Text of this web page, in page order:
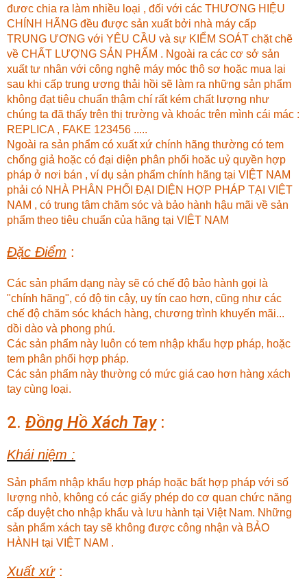
đươc chia ra làm nhiều loại , đối với các THƯƠNG HIỆU
CHÍNH HÃNG đều được sản xuất bởi nhà máy cấp
TRUNG ƯƠNG với YÊU CẦU và sự KIỂM SOÁT chặt chẽ
về CHẤT LƯỢNG SẢN PHẨM . Ngoài ra các cơ sở sản
xuất tư nhân với công nghệ máy móc thô sơ hoặc mua lại
sau khi cấp trung ương thải hồi sẽ làm ra những sản phẩm
không đạt tiêu chuẩn thậm chí rất kém chất lượng như
chúng ta đã thấy trên thị trường và khoác trên mình cái mác :
REPLICA , FAKE 123456 .....
Ngoài ra sản phẩm có xuất xứ chính hãng thường có tem
chống giả hoặc có đại diện phân phối hoăc uỷ quyền hợp
pháp ở nơi bán , ví dụ sản phẩm chính hãng tại VIỆT NAM
phải có NHÀ PHÂN PHỐI ĐẠI DIỆN HỢP PHÁP TẠI VIỆT
NAM , có trung tâm chăm sóc và bảo hành hậu mãi về sản
phẩm theo tiêu chuẩn của hãng tại VIỆT NAM
Đặc Điểm :
Các sản phẩm dạng này sẽ có chế độ bảo hành gọi là
"chính hãng", có độ tin cậy, uy tín cao hơn, cũng như các
chế độ chăm sóc khách hàng, chương trình khuyến mãi...
dồi dào và phong phú.
Các sản phẩm này luôn có tem nhập khẩu hợp pháp, hoặc
tem phân phối hợp pháp.
Các sản phẩm này thường có mức giá cao hơn hàng xách
tay cùng loại.
2. Đồng Hồ Xách Tay:
Khái niệm :
Sản phẩm nhập khẩu hợp pháp hoặc bất hợp pháp với số
lượng nhỏ, không có các giấy phép do cơ quan chức năng
cấp duyệt cho nhập khẩu và lưu hành tại Việt Nam. Những
sản phẩm xách tay sẽ không được công nhận và BẢO
HÀNH tại VIỆT NAM .
Xuất xứ: